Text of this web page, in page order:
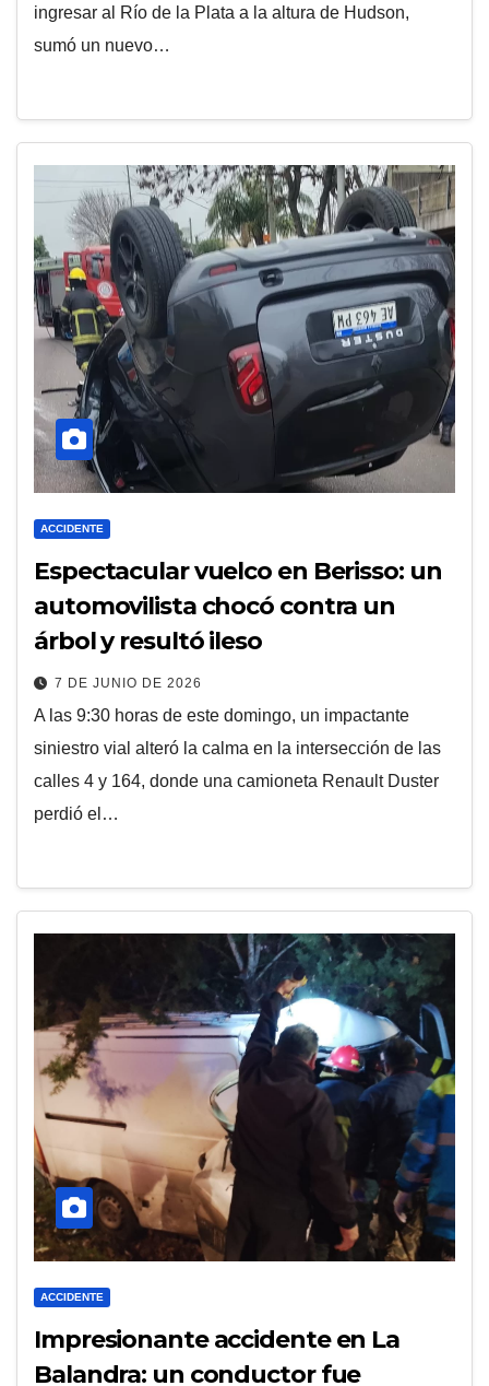
ingresar al Río de la Plata a la altura de Hudson,
sumó un nuevo…
ACCIDENTE
Espectacular vuelco en Berisso: un
automovilista chocó contra un
árbol y resultó ileso
7 DE JUNIO DE 2026
A las 9:30 horas de este domingo, un impactante
siniestro vial alteró la calma en la intersección de las
calles 4 y 164, donde una camioneta Renault Duster
perdió el…
ACCIDENTE
Impresionante accidente en La
Balandra: un conductor fue